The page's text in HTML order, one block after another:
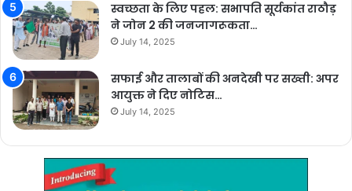
स्वच्छता के लिए पहल: सभापति सूर्यकांत राठौड़
ने जोन 2 की जनजागरूकता…
July 14, 2025
सफाई और तालाबों की अनदेखी पर सख्ती: अपर
आयुक्त ने दिए नोटिस…
July 14, 2025